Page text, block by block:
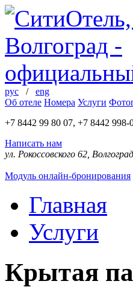
рус / eng
Об отеле Номера Услуги
+7 8442 99 80 07, +7 8442 998-
Написать нам
ул. Рокоссовского 62,
Модуль онлайн-бронирования
Главная
Услуги
Крытая